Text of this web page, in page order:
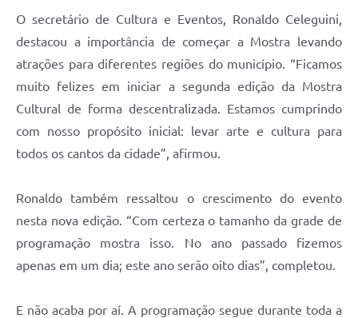
O secretário de Cultura e Eventos, Ronaldo Celeguini,
destacou a importância de começar a Mostra levando
atrações para diferentes regiões do município. “Ficamos
muito felizes em iniciar a segunda edição da Mostra
Cultural de forma descentralizada. Estamos cumprindo
com nosso propósito inicial: levar arte e cultura para
todos os cantos da cidade”, afirmou.
Ronaldo também ressaltou o crescimento do evento
nesta nova edição. “Com certeza o tamanho da grade de
programação mostra isso. No ano passado fizemos
apenas em um dia; este ano serão oito dias”, completou.
E não acaba por aí. A programação segue durante toda a